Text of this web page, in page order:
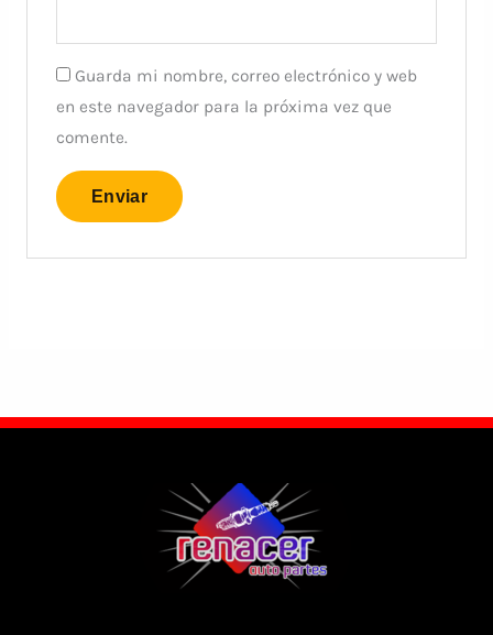
Guarda mi nombre, correo electrónico y web
en este navegador para la próxima vez que
comente.